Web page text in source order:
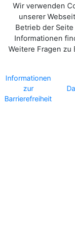
Wir verwenden
unserer
Betrieb der
Informationen
Weitere Fragen
Informationen
zur
Barrierefreiheit